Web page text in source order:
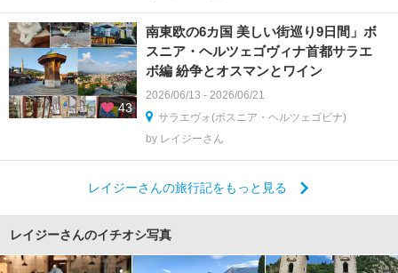
43
南東欧の6カ国 美しい街巡り9日間」ボ
スニア・ヘルツェゴヴィナ首都サラエ
ボ編 紛争とオスマンとワイン
2026/06/13 - 2026/06/21
サラエヴォ(ボスニア・ヘルツェゴビナ)
by レイジーさん
レイジーさんの旅行記をもっと見る
レイジーさんのイチオシ写真